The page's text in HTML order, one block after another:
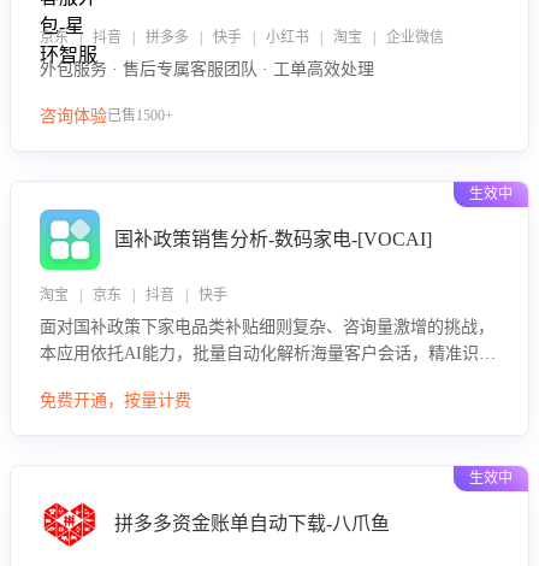
京东 | 抖音 | 拼多多 | 快手 | 小红书 | 淘宝 | 企业微信
外包服务 · 售后专属客服团队 · 工单高效处理
咨询体验已售1500+
生效中
国补政策销售分析-数码家电-[VOCAI]
淘宝 | 京东 | 抖音 | 快手
面对国补政策下家电品类补贴细则复杂、咨询量激增的挑战，
本应用依托AI能力，批量自动化解析海量客户会话，精准识别
向，深度洞察决策动因。同时全面评估客服团队政策解读准确
免费开通，按量计费
生效中
拼多多资金账单自动下载-八爪鱼